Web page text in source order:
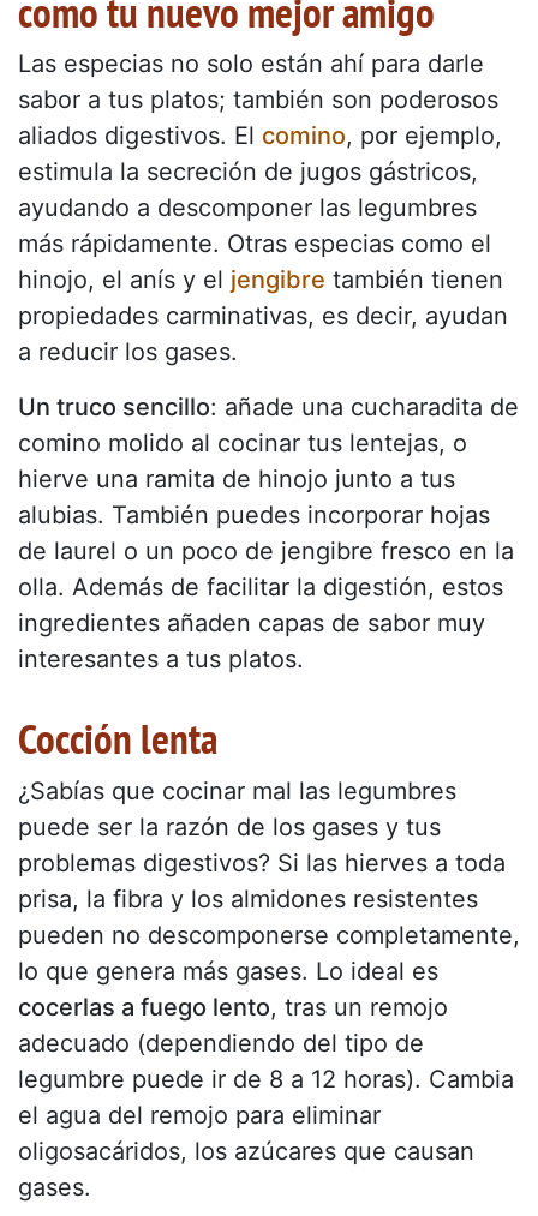
como tu nuevo mejor amigo
Las especias no solo están ahí para darle
sabor a tus platos; también son poderosos
aliados digestivos. El comino, por ejemplo,
estimula la secreción de jugos gástricos,
ayudando a descomponer las legumbres
más rápidamente. Otras especias como el
hinojo, el anís y el jengibre también tienen
propiedades carminativas, es decir, ayudan
a reducir los gases.
Un truco sencillo: añade una cucharadita de
comino molido al cocinar tus lentejas, o
hierve una ramita de hinojo junto a tus
alubias. También puedes incorporar hojas
de laurel o un poco de jengibre fresco en la
olla. Además de facilitar la digestión, estos
ingredientes añaden capas de sabor muy
interesantes a tus platos.
Cocción lenta
¿Sabías que cocinar mal las legumbres
puede ser la razón de los gases y tus
problemas digestivos? Si las hierves a toda
prisa, la fibra y los almidones resistentes
pueden no descomponerse completamente,
lo que genera más gases. Lo ideal es
cocerlas a fuego lento, tras un remojo
adecuado (dependiendo del tipo de
legumbre puede ir de 8 a 12 horas). Cambia
el agua del remojo para eliminar
oligosacáridos, los azúcares que causan
gases.